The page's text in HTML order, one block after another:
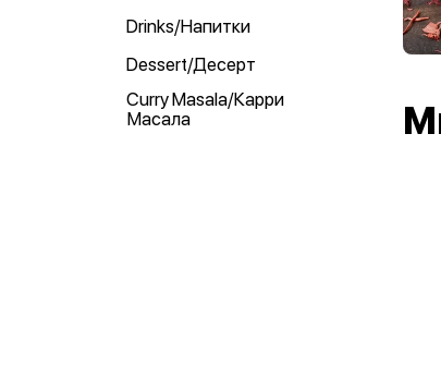
Drinks/Напитки
Dessert/Десерт
Curry Masala/Карри
Масала